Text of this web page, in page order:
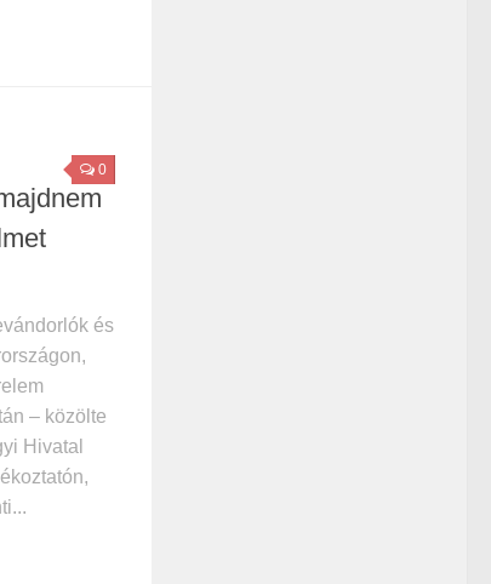
0
és
– közölte
Hivatal